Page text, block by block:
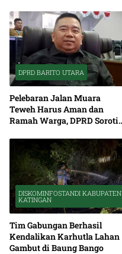
DPRD BARITO UTARA
Pelebaran Jalan Muara
Teweh Harus Aman dan
Ramah Warga, DPRD Soroti
DISKOMINFOSTANDI KABUPATEN
KATINGAN
Tim Gabungan Berhasil
Kendalikan Karhutla Lahan
Gambut di Baung Bango